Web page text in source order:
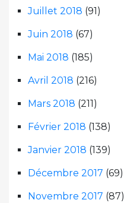
Juillet 2018 (91)
Juin 2018 (67)
Mai 2018 (185)
Avril 2018 (216)
Mars 2018 (211)
Février 2018 (138)
Janvier 2018 (139)
Décembre 2017 (69)
Novembre 2017 (87)